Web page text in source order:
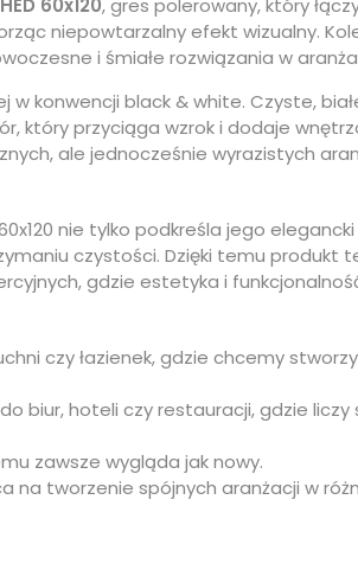
60x120, gres polerowany, który
niepowtarzalny efekt wizualny.
i śmiałe rozwiązania w
w konwencji black & white. Czyste,
który przyciąga wzrok i dodaje
ale jednocześnie wyrazistych
nie tylko podkreśla jego
czystości. Dzięki temu produkt
gdzie estetyka i
czy łazienek, gdzie chcemy
biur, hoteli czy restauracji, gdzie liczy
zawsze wygląda jak nowy.
na tworzenie spójnych aranżacji w